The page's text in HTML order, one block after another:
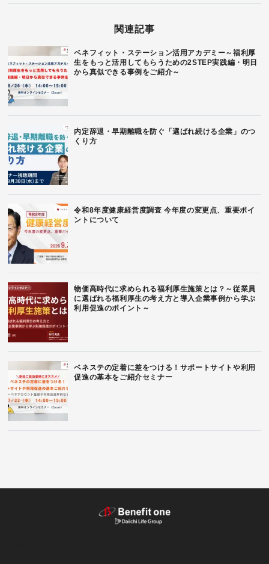
関連記事
ベネフィット・ステーション活用アカデミー～福利厚
生をもっと活用してもらうための2STEP実践編・明日
から真似できる事例をご紹介～
内定辞退・早期離職を防ぐ「選ばれ続ける企業」のつ
くり方
令和8年度健康経営度調査 今年度の変更点、重要ポイ
ントについて
物価高時代に求められる福利厚生施策とは？～従業員
に選ばれる福利厚生の考え方と導入企業事例から学ぶ
利用促進のポイント～
ベネステの定着に差をつける！サポートサイトや利用
促進の基本をご紹介セミナー